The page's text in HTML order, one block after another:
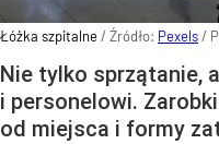
Łóżka szpitalne/ Źródło: Pexels/
Nie tylko sprzątanie,
i personelowi.
od miejsca i formy